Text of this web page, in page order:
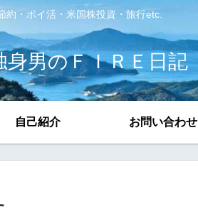
約・ポイ活・米国株投資・旅行etc.
身男のＦＩＲＥ日記
自己紹介 お問い合わせ